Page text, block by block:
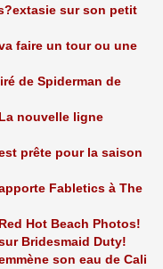
sur son petit
faire un tour ou une
de Spiderman de
nouvelle ligne
prête pour la saison
Fabletics à The
Hot Beach Photos!
Bridesmaid Duty!
son eau de Cali